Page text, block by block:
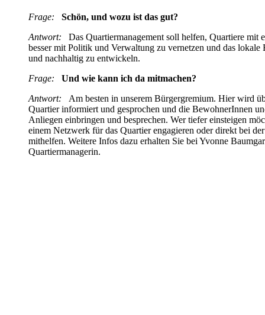
Frage:
Schön, und wozu ist das gut?
Antwort: Das Quartiermanagement soll helfen, Quartiere mit
besser mit Politik und Verwaltung zu vernetzen und das lokale
und nachhaltig zu entwickeln.
Frage:
Und wie kann ich da mitmachen?
Antwort: Am besten in unserem Bürgergremium. Hier wird
Quartier informiert und gesprochen und die BewohnerInnen
Anliegen einbringen und besprechen. Wer tiefer einsteigen
einem Netzwerk für das Quartier engagieren oder direkt bei
mithelfen. Weitere Infos dazu erhalten Sie bei Yvonne
Quartiermanagerin.